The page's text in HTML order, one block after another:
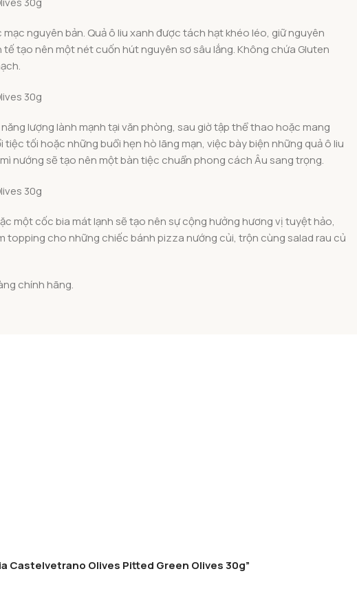
nguyên bản. Quả ô liu xanh được tách hạt khéo léo, giữ nguyên
tạo nên một nét cuốn hút nguyên sơ sâu lắng. Không chứa Gluten
lượng lành mạnh tại văn phòng, sau giờ tập thể thao hoặc mang
tối hoặc những buổi hẹn hò lãng mạn, việc bày biện những quả ô liu
nướng sẽ tạo nên một bàn tiệc chuẩn phong cách Âu sang trọng.
một cốc bia mát lạnh sẽ tạo nên sự cộng hưởng hương vị tuyệt hảo,
topping cho những chiếc bánh pizza nướng củi, trộn cùng salad rau củ
chính hãng.
Castelvetrano Olives Pitted Green Olives 30g”